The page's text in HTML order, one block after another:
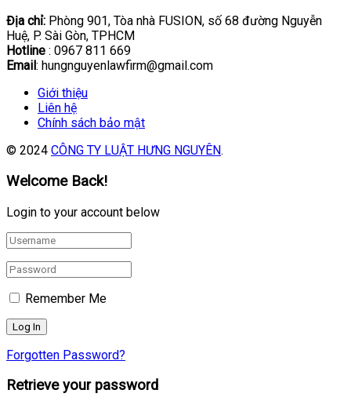
Địa chỉ: Phòng 901, Tòa nhà FUSION, số 68 đường Nguyễn
Huệ, P. Sài Gòn, TPHCM
Hotline : 0967 811 669
Email : hungnguyenlawfirm@gmail.com
Giới thiệu
Liên hệ
Chính sách bảo mật
© 2024 CÔNG TY LUẬT HƯNG NGUYÊN.
Welcome Back!
Login to your account below
Remember Me
Forgotten Password?
Retrieve your password